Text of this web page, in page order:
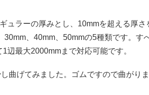
ュラーの厚みとし、10mmを超える厚
30mm、40mm、50mmの5種類です。す
辺最大2000mmまで対応可能です。
曲げてみました。ゴムですので曲がり